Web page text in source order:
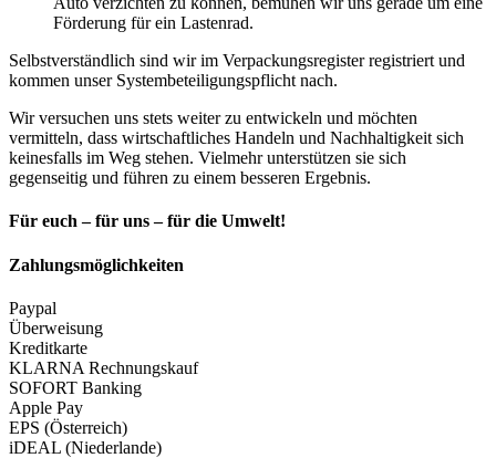
Förderung für ein Lastenrad.
Selbstverständlich sind wir im Verpackungsregister registriert und
kommen unser Systembeteiligungspflicht nach.
Wir versuchen uns stets weiter zu entwickeln und möchten
vermitteln, dass wirtschaftliches Handeln und Nachhaltigkeit sich
keinesfalls im Weg stehen. Vielmehr unterstützen sie sich
gegenseitig und führen zu einem besseren Ergebnis.
Für euch – für uns – für die Umwelt!
Zahlungsmöglichkeiten
Paypal
Überweisung
Kreditkarte
KLARNA Rechnungskauf
SOFORT Banking
Apple Pay
EPS (Österreich)
iDEAL (Niederlande)